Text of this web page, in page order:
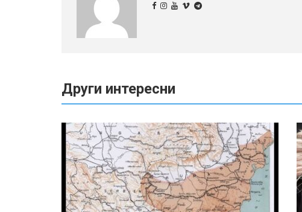
Други интересни